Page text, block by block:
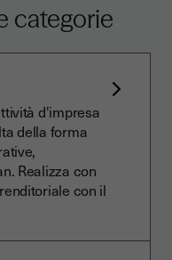
categorie
d'impresa
della forma
Realizza con
con il